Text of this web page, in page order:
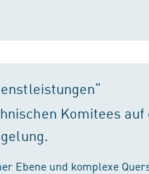
Komitees
Ebene und komplexe